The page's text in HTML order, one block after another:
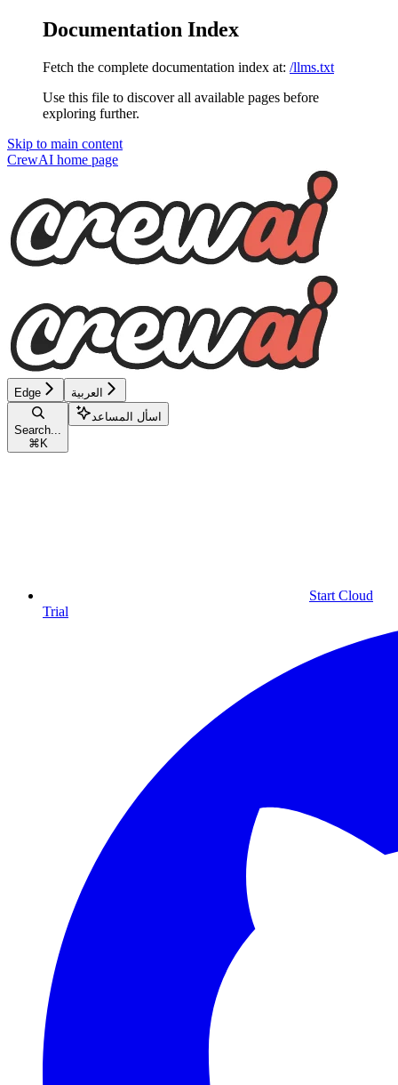
Documentation Index
Fetch the complete documentation index at: /llms.txt
Use this file to discover all available pages before
exploring further.
Skip to main content
CrewAI home page
Edge العربية
Search...
⌘ K
اسأل المساعد
Start Cloud
Trial